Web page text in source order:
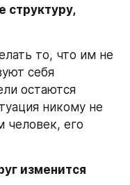
структуру,
то, что им не
себя
остаются
никому не
человек, его
изменится